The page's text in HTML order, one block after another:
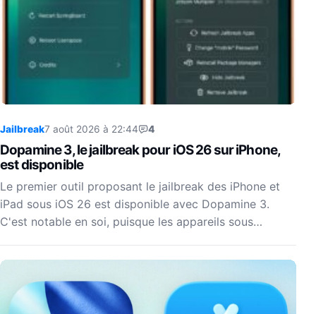
Jailbreak7 août 2026 à 22:44 4
Dopamine 3, le jailbreak pour iOS 26 sur iPhone,
est disponible
Le premier outil proposant le jailbreak des iPhone et
iPad sous iOS 26 est disponible avec Dopamine 3.
C'est notable en soi, puisque les appareils sous…